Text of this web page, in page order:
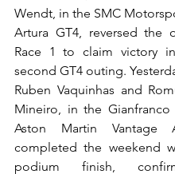
Wendt, in the SMC
Artura GT4, reversed the
Race 1 to claim victory
second GT4 outing.
Ruben Vaquinhas and
Mineiro, in the
Aston Martin Vantage
completed the weekend
podium finish,